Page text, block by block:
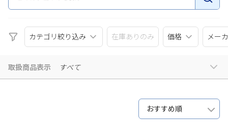
カテゴリ絞り込み 在庫ありのみ 価格 メー
取扱商品表示 すべて
おすすめ順